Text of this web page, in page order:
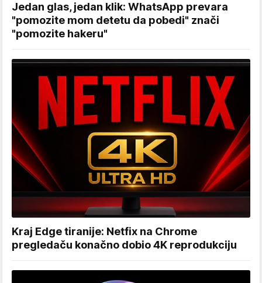
Jedan glas, jedan klik: WhatsApp prevara
"pomozite mom detetu da pobedi" znači
"pomozite hakeru"
Kraj Edge tiranije: Netfix na Chrome
pregledaču konačno dobio 4K reprodukciju